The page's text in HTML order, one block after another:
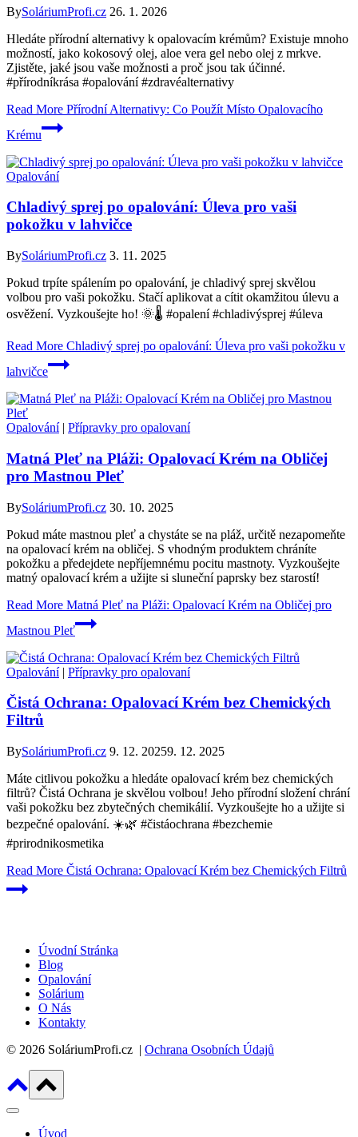
BySoláriumProfi.cz 26. 1. 2026
Hledáte přírodní alternativy k opalovacím krémům? Existuje mnoho
možností, jako kokosový olej, aloe vera gel nebo olej z mrkve.
Zjistěte, jaké jsou vaše možnosti a proč jsou tak účinné.
#přírodníkrása #opalování #zdravéalternativy
Read More Přírodní Alternativy: Co Použít Místo Opalovacího
Krému
Opalování
Chladivý sprej po opalování: Úleva pro vaši
pokožku v lahvičce
BySoláriumProfi.cz 3. 11. 2025
Pokud trpíte spálením po opalování, je chladivý sprej skvělou
volbou pro vaši pokožku. Stačí aplikovat a cítit okamžitou úlevu a
osvěžení. Vyzkoušejte ho! 🌞🌡️ #opalení #chladivýsprej #úleva
Read More Chladivý sprej po opalování: Úleva pro vaši pokožku v
lahvičce
Opalování| Přípravky pro opalovaní
Matná Pleť na Pláži: Opalovací Krém na Obličej
pro Mastnou Pleť
BySoláriumProfi.cz 30. 10. 2025
Pokud máte mastnou pleť a chystáte se na pláž, určitě nezapomeňte
na opalovací krém na obličej. S vhodným produktem chráníte
pokožku a předejdete nepříjemnému pocitu mastnoty. Vyzkoušejte
matný opalovací krém a užijte si sluneční paprsky bez starostí!
Read More Matná Pleť na Pláži: Opalovací Krém na Obličej pro
Mastnou Pleť
Opalování| Přípravky pro opalovaní
Čistá Ochrana: Opalovací Krém bez Chemických
Filtrů
BySoláriumProfi.cz 9. 12. 20259. 12. 2025
Máte citlivou pokožku a hledáte opalovací krém bez chemických
filtrů? Čistá Ochrana je skvělou volbou! Jeho přírodní složení chrání
vaši pokožku bez zbytečných chemikálií. Vyzkoušejte ho a užijte si
bezpečné opalování. ☀️🌿 #čistáochrana #bezchemie
#prirodnikosmetika
Read More Čistá Ochrana: Opalovací Krém bez Chemických Filtrů
Úvodní Stránka
Blog
Opalování
Solárium
O Nás
Kontakty
© 2026 SoláriumProfi.cz | Ochrana Osobních Údajů
Úvod